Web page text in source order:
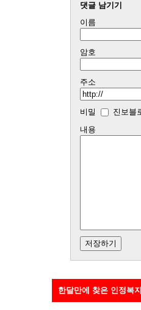
댓글 남기기
이름
암호
주소
비밀
진보블
내용
한달만에 찾은 인정복